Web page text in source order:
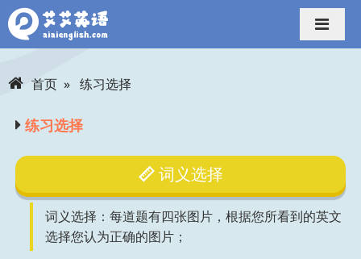
导航切换
首页 练习选择
练习选择
词义选择
词义选择：每道题有四张图片，根据您所看到的英文
选择您认为正确的图片；